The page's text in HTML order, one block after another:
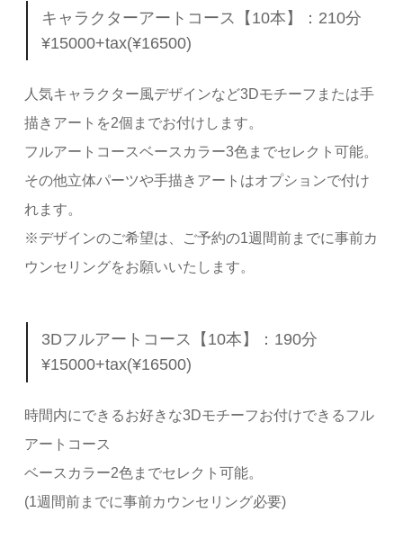
キャラクターアートコース【10本】：210分
¥15000+tax(¥16500)
人気キャラクター風デザインなど3Dモチーフまたは手
描きアートを2個までお付けします。
フルアートコースベースカラー3色までセレクト可能。
その他立体パーツや手描きアートはオプションで付け
れます。
※デザインのご希望は、ご予約の1週間前までに事前カ
ウンセリングをお願いいたします。
3Dフルアートコース【10本】：190分
¥15000+tax(¥16500)
時間内にできるお好きな3Dモチーフお付けできるフル
アートコース
ベースカラー2色までセレクト可能。
(1週間前までに事前カウンセリング必要)